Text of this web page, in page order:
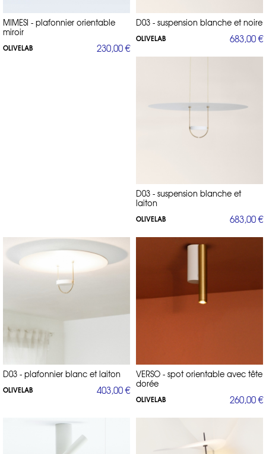
MIMESI - plafonnier orientable
miroir
OLIVELAB 230,00 €
D03 - suspension blanche et noire
OLIVELAB 683,00 €
D03 - suspension blanche et
laiton
OLIVELAB 683,00 €
D03 - plafonnier blanc et laiton
OLIVELAB 403,00 €
VERSO - spot orientable avec tête
dorée
OLIVELAB 260,00 €